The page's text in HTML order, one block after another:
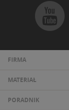
FIRMA
MATERIAŁ
PORADNIK